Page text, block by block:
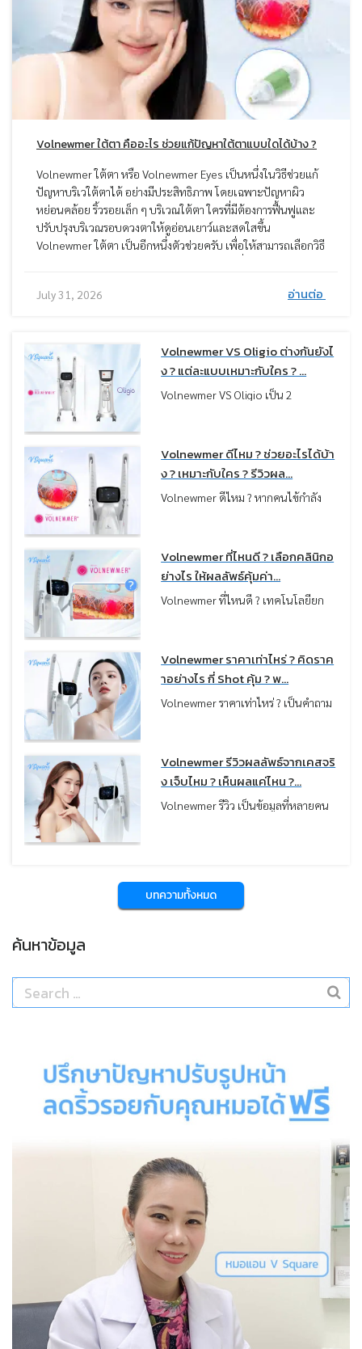
Volnewmer ใต้ตา คืออะไร ช่วยแก้ปัญหาใต้ตาแบบใดได้บ้าง ?
Volnewmer ใต้ตา หรือ Volnewmer Eyes เป็นหนึ่งในวิธีช่วยแก้
ปัญหาบริเวใต้ตาได้ อย่างมีประสิทธิภาพ โดยเฉพาะปัญหาผิว
หย่อนคล้อย ริ้วรอยเล็ก ๆ บริเวณใต้ตา ใครที่มีต้องการฟื้นฟูและ
ปรับปรุงบริเวณรอบดวงตาให้ดูอ่อนเยาว์และสดใสขึ้น
Volnewmer ใต้ตา เป็นอีกหนึ่งตัวช่วยครับ เพื่อให้สามารถเลือกวิธี
เสีย ผลลัพธ์ และตัดสินใจเลือกทำได้อย่างเหมาะสม
July 31, 2026 อ่านต่อ
Volnewmer VS Oligio ต่างกันยังไ
ง ? แต่ละแบบเหมาะกับใคร ? ...
Volnewmer VS Oligio เป็น 2
Monopolar RF เหมือนกัน แต่ในความ
เป็นจริง “ผลลัพธ์ที่ได้กลับไม่เหมือน
กัน” บางคนเน้นผิวฟู แน่น แต่บางคน
เน้นกรอบหน้าชัด ลดเหนียง ซึ่งทั้งหมด
Volnewmer ดีไหม ? ช่วยอะไรได้บ้า
ง ? เหมาะกับใคร ? รีวิวผล...
Volnewmer ดีไหม ? หากคนไข้กำลัง
Monopolar RF รุ่นใหม่อย่าง
Volnewmer คือตัวเลือกที่น่าสนใจมาก
ครับ เพราะถูกออกแบบมาเพื่อช่วยแก้
ปัญหาผิวหย่อนคล้อยและกระตุ้นคอล
Volnewmer ที่ไหนดี ? เลือกคลินิกอ
ย่างไร ให้ผลลัพธ์คุ้มค่า...
Volnewmer ที่ไหนดี ? เทคโนโลยียก
ควรเลือกคลินิกอย่างไร ? ให้ปลอดภัย
และได้ผลลัพธ์ตรงตามความคาดหวัง
บทความนี้หมอได้รวบรวมเช็กลิสต์ที่ควร
พิจารณาก่อนทำ เพื่อใช้เป็นแนวทางใน
Volnewmer ราคาเท่าไหร่ ? คิดราค
าอย่างไร กี่ Shot คุ้ม ? พ...
Volnewmer ราคาเท่าไหร่ ? เป็นคำถาม
ผิวจากประเทศเกาหลี ที่กำลังได้รับ
ความนิยมมากขึ้น จากรีวิวเรื่องผลลัพธ์
การยกกระชับที่ชัดเจน ความรู้สึกสบาย
ระหว่างทำ และระดับราคาที่ไม่สูงมาก
Shot และตำแหน่งที่รักษา
Volnewmer รีวิวผลลัพธ์จากเคสจริ
ง เจ็บไหม ? เห็นผลแค่ไหน ?...
Volnewmer รีวิว เป็นข้อมูลที่หลายคน
บทความนี้หมอรวบรวมรีวิวผลลัพธ์ ข้อดี
และข้อควรรู้ เพื่อช่วยให้เข้าใจก่อน
บทความทั้งหมด
ค้นหาข้อมูล
Search
for: